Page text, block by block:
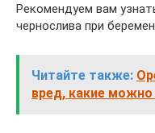
Рекомендуем вам
чернослива при
Читайте также:
вред, какие можно